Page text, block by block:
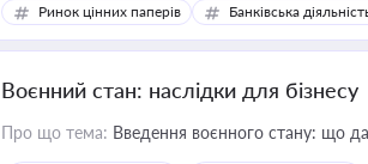
Ринок цінних паперів Банківська
Воєнний стан: наслідки для бізнесу
Про що тема: Введення воєнного стану: що